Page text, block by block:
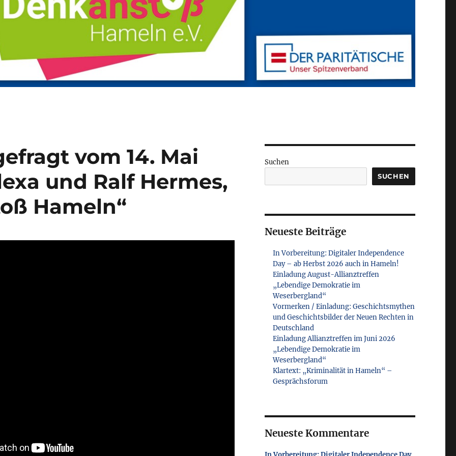
vom 14. Mai
und Ralf Hermes,
Hameln“
Suchen
SUCHEN
Neueste Beiträge
In Vorbereitung: Digitaler Independence
Day – ab Herbst 2026 auch in Hameln!
Einladung August-Allianztreffen
„Lebendige Demokratie im
Weserbergland“
Vormerken / Einladung: Geschichtsmythen
und Geschichtsbilder der Neuen Rechten in
Deutschland
Einladung Allianztreffen im Juni 2026
„Lebendige Demokratie im
Weserbergland“
Klartext: „Kriminalität in Hameln“ –
Gesprächsforum
Neueste Kommentare